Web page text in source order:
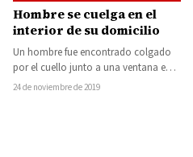
Hombre se cuelga en el
interior de su domicilio
Un hombre fue encontrado colgado
por el cuello junto a una ventana en el
interior de su domicilio…
24 de noviembre de 2019